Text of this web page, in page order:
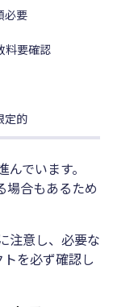
必要
料要確認
定的
でいます。
場合もあるため
注意し、必要な
を必ず確認し